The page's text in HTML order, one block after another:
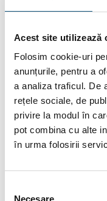
Acest site utilizează
Folosim cookie-uri
anunțurile, pentru a
a analiza traficul. De
rețele sociale, de
privire la modul în
pot combina cu alte
în urma folosirii
Necesare
INFORMAȚII
RECENZII (0)
Racord
Racordurile elastice
comprimărilor,
reducerea vibrațiilor și
condiționat, circuite